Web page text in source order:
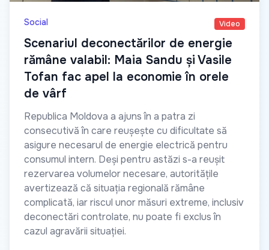
Social Video
Scenariul deconectărilor de energie
rămâne valabil: Maia Sandu și Vasile
Tofan fac apel la economie în orele
de vârf
Republica Moldova a ajuns în a patra zi
consecutivă în care reușește cu dificultate să
asigure necesarul de energie electrică pentru
consumul intern. Deși pentru astăzi s-a reușit
rezervarea volumelor necesare, autoritățile
avertizează că situația regională rămâne
complicată, iar riscul unor măsuri extreme, inclusiv
deconectări controlate, nu poate fi exclus în
cazul agravării situației.